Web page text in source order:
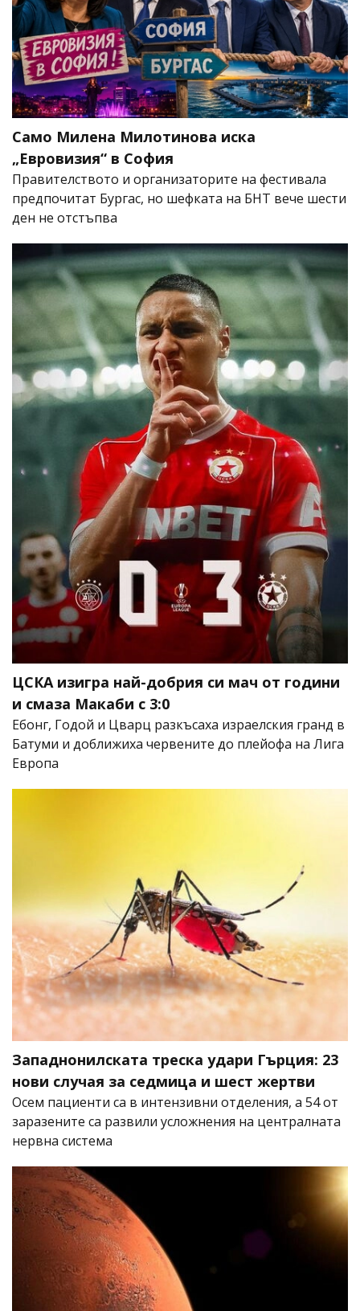
Само Милена Милотинова иска
„Евровизия“ в София
Правителството и организаторите на фестивала
предпочитат Бургас, но шефката на БНТ вече шести
ден не отстъпва
ЦСКА изигра най-добрия си мач от години
и смаза Макаби с 3:0
Ебонг, Годой и Цварц разкъсаха израелския гранд в
Батуми и доближиха червените до плейофа на Лига
Европа
Западнонилската треска удари Гърция: 23
нови случая за седмица и шест жертви
Осем пациенти са в интензивни отделения, а 54 от
заразените са развили усложнения на централната
нервна система